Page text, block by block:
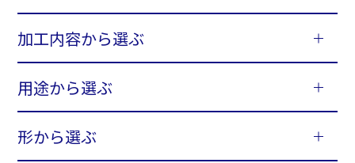
加工内容から選ぶ
用途から選ぶ
形から選ぶ